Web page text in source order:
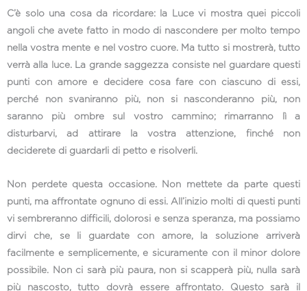
C’è solo una cosa da ricordare: la Luce vi mostra quei piccoli
angoli che avete fatto in modo di nascondere per molto tempo
nella vostra mente e nel vostro cuore. Ma tutto si mostrerà, tutto
verrà alla luce. La grande saggezza consiste nel guardare questi
punti con amore e decidere cosa fare con ciascuno di essi,
perché non svaniranno più, non si nasconderanno più, non
saranno più ombre sul vostro cammino; rimarranno lì a
disturbarvi, ad attirare la vostra attenzione, finché non
deciderete di guardarli di petto e risolverli.
Non perdete questa occasione. Non mettete da parte questi
punti, ma affrontate ognuno di essi. All’inizio molti di questi punti
vi sembreranno difficili, dolorosi e senza speranza, ma possiamo
dirvi che, se li guardate con amore, la soluzione arriverà
facilmente e semplicemente, e sicuramente con il minor dolore
possibile. Non ci sarà più paura, non si scapperà più, nulla sarà
più nascosto, tutto dovrà essere affrontato. Questo sarà il